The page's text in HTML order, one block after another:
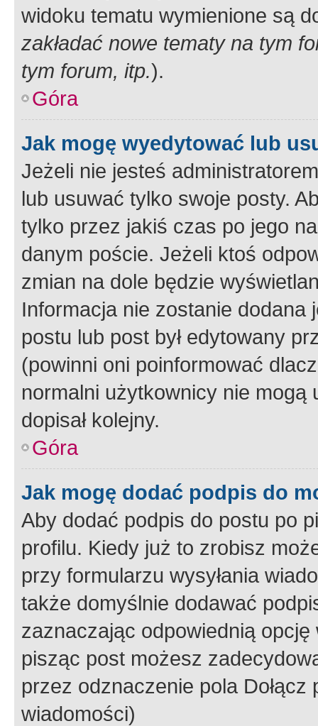
widoku tematu wymienione są
zakładać nowe tematy na tym
tym forum, itp.).
Góra
Jak mogę wyedytować lub
Jeżeli nie jesteś
lub usuwać tylko swoje posty.
tylko przez jakiś czas po jego
danym poście. Jeżeli ktoś
zmian na dole będzie
Informacja nie zostanie dodana
postu lub post był edytowany
(powinni oni poinformować
normalni użytkownicy nie
dopisał kolejny.
Góra
Jak mogę dodać podpis do
Aby dodać podpis do postu po
profilu. Kiedy już to zrobisz
przy formularzu wysyłania
także domyślnie dodawać
zaznaczając odpowiednią
pisząc post możesz
przez odznaczenie pola
wiadomości)